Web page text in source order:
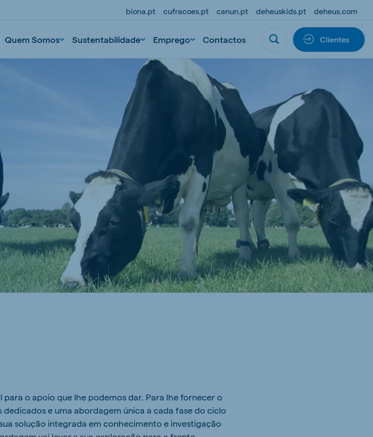
biona.pt cufracoes.pt canun.pt deheuskids.pt deheus.com
Quem Somos Sustentabilidade Emprego Contactos Clientes
o apoio que lhe podemos dar. Para lhe fornecer o
e uma abordagem única a cada fase do ciclo
solução integrada em conhecimento e investigação